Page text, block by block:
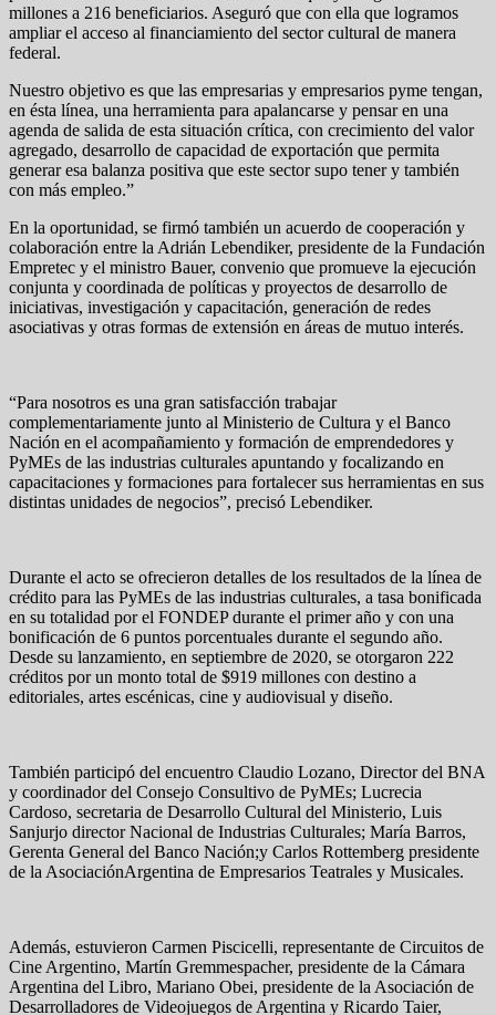
millones a 216 beneficiarios. Aseguró que con ella que logramos
ampliar el acceso al financiamiento del sector cultural de manera
federal.
Nuestro objetivo es que las empresarias y empresarios pyme tengan,
en ésta línea, una herramienta para apalancarse y pensar en una
agenda de salida de esta situación crítica, con crecimiento del valor
agregado, desarrollo de capacidad de exportación que permita
generar esa balanza positiva que este sector supo tener y también
con más empleo.”
En la oportunidad, se firmó también un acuerdo de cooperación y
colaboración entre la Adrián Lebendiker, presidente de la Fundación
Empretec y el ministro Bauer, convenio que promueve la ejecución
conjunta y coordinada de políticas y proyectos de desarrollo de
iniciativas, investigación y capacitación, generación de redes
asociativas y otras formas de extensión en áreas de mutuo interés.
“Para nosotros es una gran satisfacción trabajar
complementariamente junto al Ministerio de Cultura y el Banco
Nación en el acompañamiento y formación de emprendedores y
PyMEs de las industrias culturales apuntando y focalizando en
capacitaciones y formaciones para fortalecer sus herramientas en sus
distintas unidades de negocios”, precisó Lebendiker.
Durante el acto se ofrecieron detalles de los resultados de la línea de
crédito para las PyMEs de las industrias culturales, a tasa bonificada
en su totalidad por el FONDEP durante el primer año y con una
bonificación de 6 puntos porcentuales durante el segundo año.
Desde su lanzamiento, en septiembre de 2020, se otorgaron 222
créditos por un monto total de $919 millones con destino a
editoriales, artes escénicas, cine y audiovisual y diseño.
También participó del encuentro Claudio Lozano, Director del BNA
y coordinador del Consejo Consultivo de PyMEs; Lucrecia
Cardoso, secretaria de Desarrollo Cultural del Ministerio, Luis
Sanjurjo director Nacional de Industrias Culturales; María Barros,
Gerenta General del Banco Nación;y Carlos Rottemberg presidente
de la AsociaciónArgentina de Empresarios Teatrales y Musicales.
Además, estuvieron Carmen Piscicelli, representante de Circuitos de
Cine Argentino, Martín Gremmespacher, presidente de la Cámara
Argentina del Libro, Mariano Obei, presidente de la Asociación de
Desarrolladores de Videojuegos de Argentina y Ricardo Taier,